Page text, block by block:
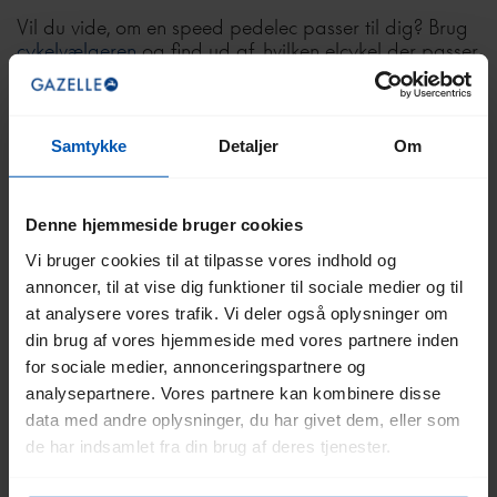
Samtykke Detaljer Om
Denne hjemmeside bruger cookies
Vi bruger cookies til at tilpasse vores indhold og
annoncer, til at vise dig funktioner til sociale medier og til
at analysere vores trafik. Vi deler også oplysninger om
din brug af vores hjemmeside med vores partnere inden
for sociale medier, annonceringspartnere og
analysepartnere. Vores partnere kan kombinere disse
data med andre oplysninger, du har givet dem, eller som
de har indsamlet fra din brug af deres tjenester.
Vil du vide, om en speed pedelec passer til dig? Brug
cykelvælgerenog find ud af, hvilken elcykel der passer
til dig.
en speed pedelec?
lovgivningen. En elcykel yder assistance op til 25 km/t,
km/t. Der gælder også ekstra regler for speed
pedelecs, såsom hjelmkrav og forsikring.
Læs mere omforskellene mellem en elcykel og en
speed pedelecher.
Lovgivning og regler for speed pedelecs
Den elektriske cykel kaldes også super-elektrisk cykel